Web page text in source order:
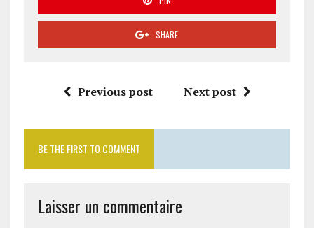
SHARE
Previous post Next post
BE THE FIRST TO COMMENT
Laisser un commentaire